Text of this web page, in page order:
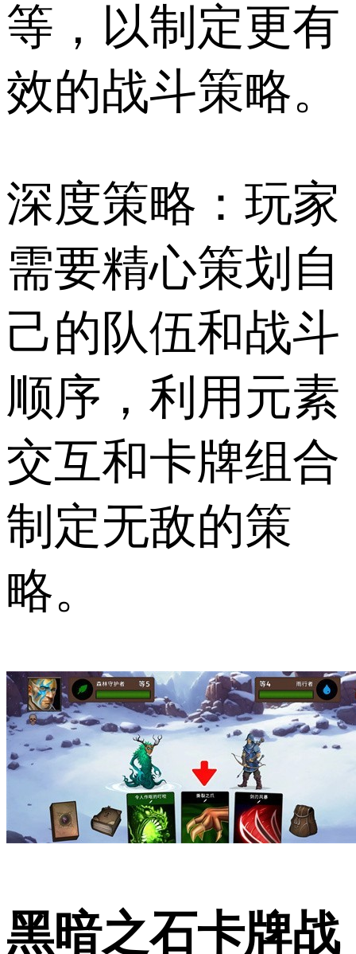
等，以制定更有
效的战斗策略。
深度策略：玩家
需要精心策划自
己的队伍和战斗
顺序，利用元素
交互和卡牌组合
制定无敌的策
略。
黑暗之石卡牌战